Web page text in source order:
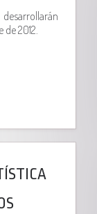
2012.